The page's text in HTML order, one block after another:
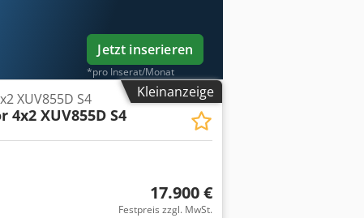
Jetzt inserieren
*pro Inserat/Monat
Kleinanzeige
XUV855D S4
4x2 XUV855D S4
17.900 €
Festpreis zzgl. MwSt.